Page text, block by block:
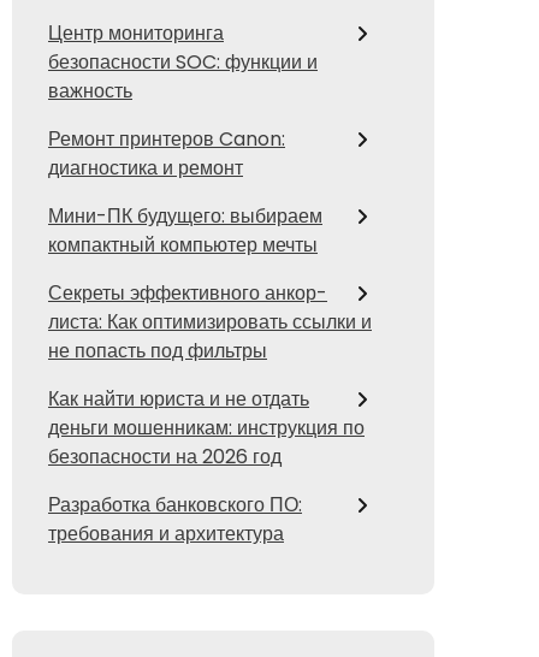
Центр мониторинга
безопасности SOC: функции и
важность
Ремонт принтеров Canon:
диагностика и ремонт
Мини-ПК будущего: выбираем
компактный компьютер мечты
Секреты эффективного анкор-
листа: Как оптимизировать ссылки и
не попасть под фильтры
Как найти юриста и не отдать
деньги мошенникам: инструкция по
безопасности на 2026 год
Разработка банковского ПО:
требования и архитектура